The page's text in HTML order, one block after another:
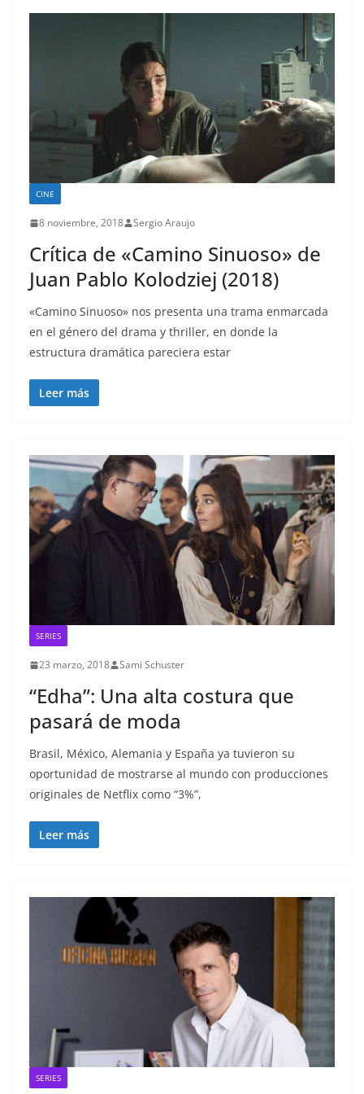
CINE
8 noviembre, 2018 Sergio Araujo
Crítica de «Camino Sinuoso» de
Juan Pablo Kolodziej (2018)
«Camino Sinuoso» nos presenta una trama enmarcada
en el género del drama y thriller, en donde la
estructura dramática pareciera estar
Leer más
SERIES
23 marzo, 2018 Sami Schuster
“Edha”: Una alta costura que
pasará de moda
Brasil, México, Alemania y España ya tuvieron su
oportunidad de mostrarse al mundo con producciones
originales de Netflix como “3%”,
Leer más
SERIES